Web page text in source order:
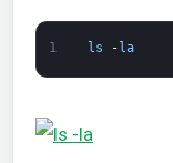
1 ls - la